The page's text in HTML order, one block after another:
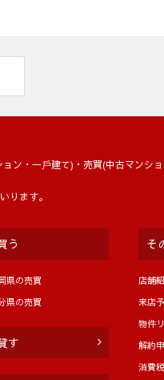
ン・⼀⼾建て)・売買(中古マンシ
ります。
う
県の売買
県の売買
す
そ
店舗
来店
物件
解約
消費